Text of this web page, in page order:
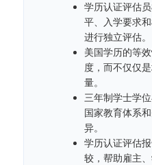
学历认证评估
平、入学要求
进行独立评估。
美国学历的等
度，而不仅仅
量。
三年制学士学
国家教育体系
异。
学历认证评估
较，帮助雇主